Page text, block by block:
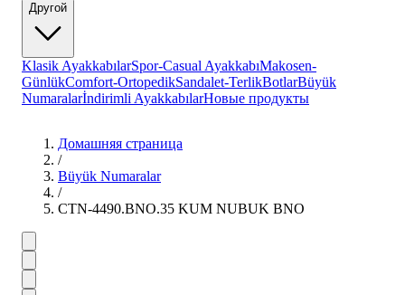
Другой
Klasik AyakkabılarSpor-Casual AyakkabıMakosen-
GünlükComfort-OrtopedikSandalet-TerlikBotlarBüyük
Numaralarİndirimli AyakkabılarНовые продукты
Домашняя страница
/
Büyük Numaralar
/
CTN-4490.BNO.35 KUM NUBUK BNO